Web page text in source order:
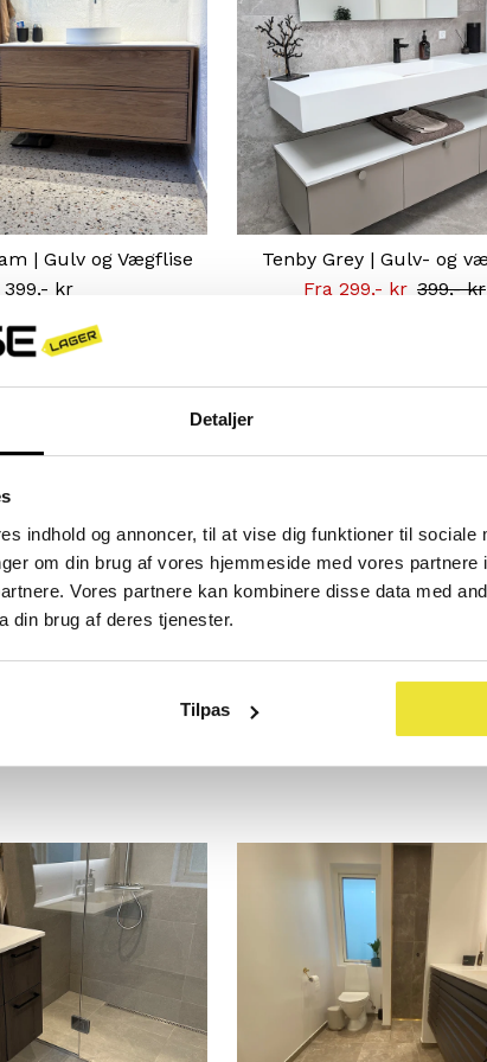
Detaljer
indhold og annoncer, til at vise dig funktioner til sociale
om din brug af vores hjemmeside med vores partnere
Vores partnere kan kombinere disse data med
din brug af deres tjenester.
Tilpas
| Gulv og Vægflise
Normal
399,- kr
Tenby Grey | Gulv- og
Tilbudsprisen
Fra 299,- kr Normal
399,- kr
| Gulv- og vægflise
pris
Gravity Noce | Gulv- og
Tilbudsprisen
Fra 289,- kr Normal
pris
389,- kr